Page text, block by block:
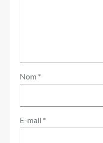
Nom *
E-mail *